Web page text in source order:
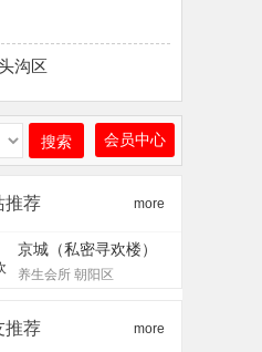
沟区
搜索 会员中心
推荐 more
京城（私密寻欢楼）
养生会所 朝阳区
推荐 more